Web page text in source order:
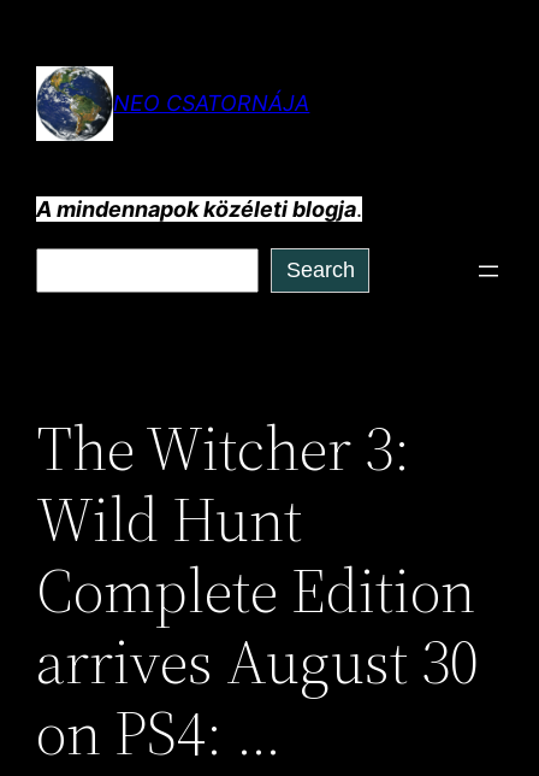
tartalomhozNEO CSATORNÁJA
A mindennapok közéleti blogja.
Search
The Witcher 3:
Wild Hunt
Complete Edition
arrives August 30
on PS4: …